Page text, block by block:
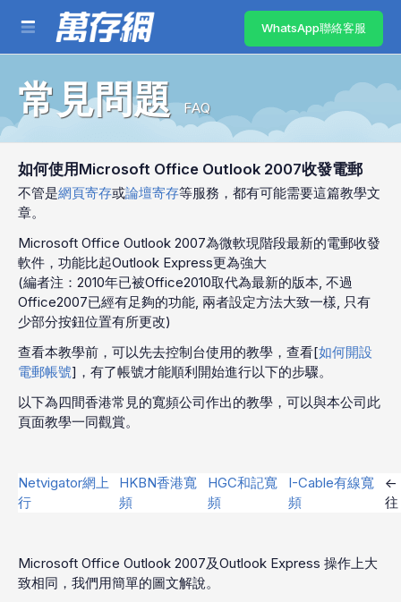
WhatsApp聯絡客服
常見問題 FAQ
如何使用Microsoft Office Outlook 2007收發電郵
不管是網頁寄存或論壇寄存等服務，都有可能需要這篇教學文
章。
Microsoft Office Outlook 2007為微軟現階段最新的電郵收發
軟件，功能比起Outlook Express更為強大
(編者注：2010年已被Office2010取代為最新的版本, 不過
Office2007已經有足夠的功能, 兩者設定方法大致一樣, 只有
少部分按鈕位置有所更改)
查看本教學前，可以先去控制台使用的教學，查看[如何開設
電郵帳號]，有了帳號才能順利開始進行以下的步驟。
以下為四間香港常見的寬頻公司作出的教學，可以與本公司此
頁面教學一同觀賞。
Netvigator網上
行
HKBN香港寬
頻
HGC和記寬
頻
I-Cable有線寬
頻
<-
往
Microsoft Office Outlook 2007及Outlook Express 操作上大
致相同，我們用簡單的圖文解說。